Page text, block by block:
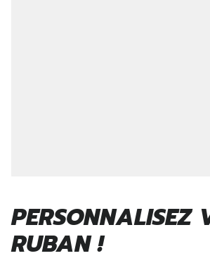
PERSONNALISEZ
RUBAN !